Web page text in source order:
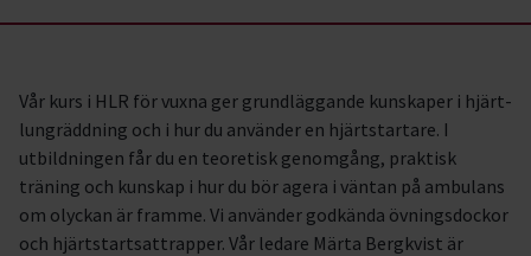
Vår kurs i HLR för vuxna ger grundläggande kunskaper i hjärt-
lungräddning och i hur du använder en hjärtstartare. I
utbildningen får du en teoretisk genomgång, praktisk
träning och kunskap i hur du bör agera i väntan på ambulans
om olyckan är framme. Vi använder godkända övningsdockor
och hjärtstartsattrapper. Vår ledare Märta Bergkvist är